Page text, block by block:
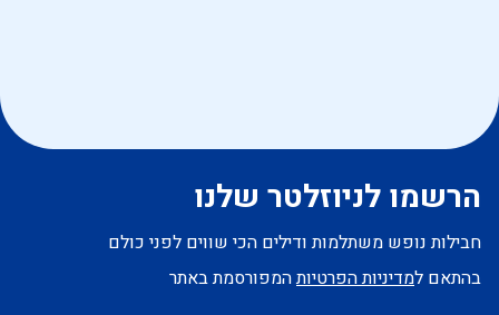
הרשמו לניוזלטר שלנו
חבילות נופש משתלמות ודילים הכי שווים לפני כולם
בהתאם למדיניות הפרטיותהמפורסמת באתר